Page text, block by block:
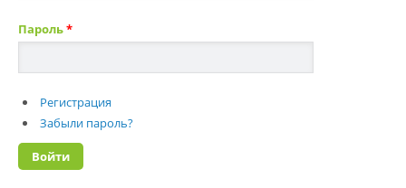
Пароль*
Регистрация
Забыли пароль?